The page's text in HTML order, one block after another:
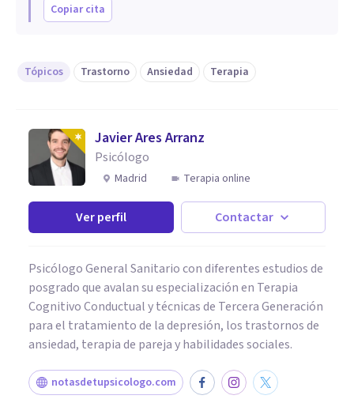
Copiar cita
Tópicos Trastorno Ansiedad Terapia
Javier Ares Arranz
Psicólogo
Madrid Terapia online
Ver perfil Contactar
Psicólogo General Sanitario con diferentes estudios de
posgrado que avalan su especialización en Terapia
Cognitivo Conductual y técnicas de Tercera Generación
para el tratamiento de la depresión, los trastornos de
ansiedad, terapia de pareja y habilidades sociales.
notasdetupsicologo.com